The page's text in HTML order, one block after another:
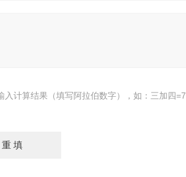
入计算结果（填写阿拉伯数字），如：三加四=7